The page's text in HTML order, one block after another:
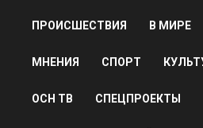
ПРОИСШЕСТВИЯ В МИРЕ
МНЕНИЯ СПОРТ
ОСН ТВ СПЕЦПРОЕКТЫ